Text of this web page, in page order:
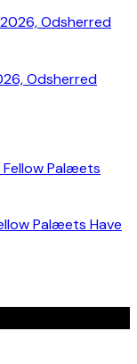
Odsherred
Palæets Have